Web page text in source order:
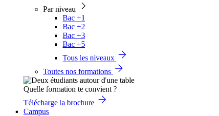
Par niveau
Bac +1
Bac +2
Bac +3
Bac +5
Tous les niveaux
Toutes nos formations
Quelle formation te convient ?
Télécharge la brochure
Campus